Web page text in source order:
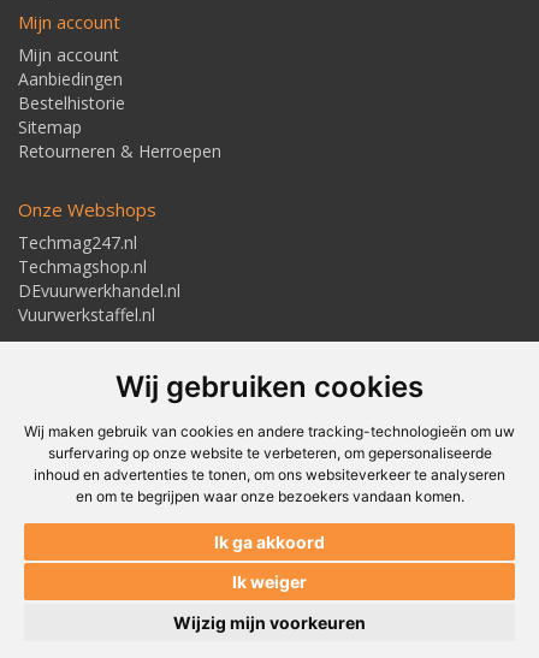
Wij gebruiken cookies
Wij maken gebruik van cookies en andere tracking-technologieën om uw
surfervaring op onze website te verbeteren, om gepersonaliseerde
inhoud en advertenties te tonen, om ons websiteverkeer te analyseren
en om te begrijpen waar onze bezoekers vandaan komen.
Ik ga akkoord
Ik weiger
Wijzig mijn voorkeuren
Mijn account
Mijn account
Aanbiedingen
Bestelhistorie
Sitemap
Retourneren & Herroepen
Onze Webshops
Techmag247.nl
Techmagshop.nl
DEvuurwerkhandel.nl
Vuurwerkstaffel.nl
Adresgegevens
Textielstraat 4, 7483 PB Haaksbergen
Telefoon: 053-5723224
info@techmaghaaksbergen.nl
Akkoord om gemaild te worden*
Privacybeleid*